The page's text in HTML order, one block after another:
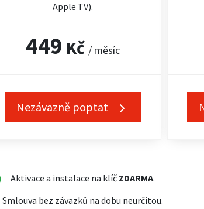
Apple TV).
449 Kč / měsíc
Nezávazně poptat
Aktivace a instalace na klíč ZDARMA.
Smlouva bez závazků na dobu neurčitou.